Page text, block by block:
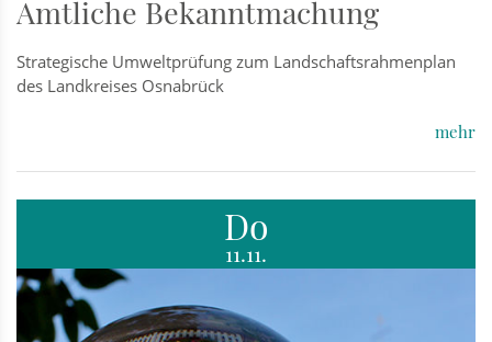
Amtliche Bekanntmachung
Strategische Umweltprüfung zum Landschaftsrahmenplan
des Landkreises Osnabrück
mehr
Do
11.11.